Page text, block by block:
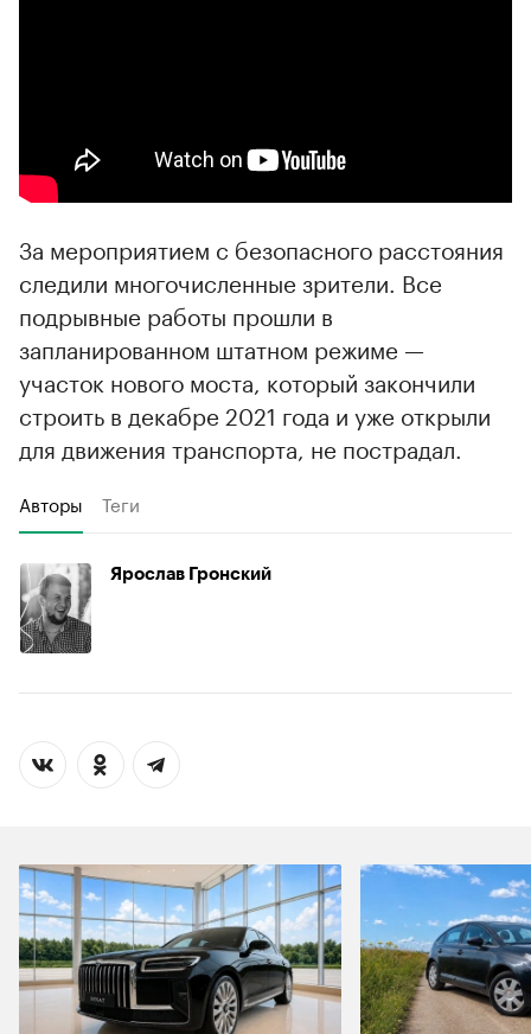
За мероприятием с безопасного расстояния
следили многочисленные зрители. Все
подрывные работы прошли в
запланированном штатном режиме —
участок нового моста, который закончили
строить в декабре 2021 года и уже открыли
для движения транспорта, не пострадал.
Авторы Теги
Ярослав Гронский